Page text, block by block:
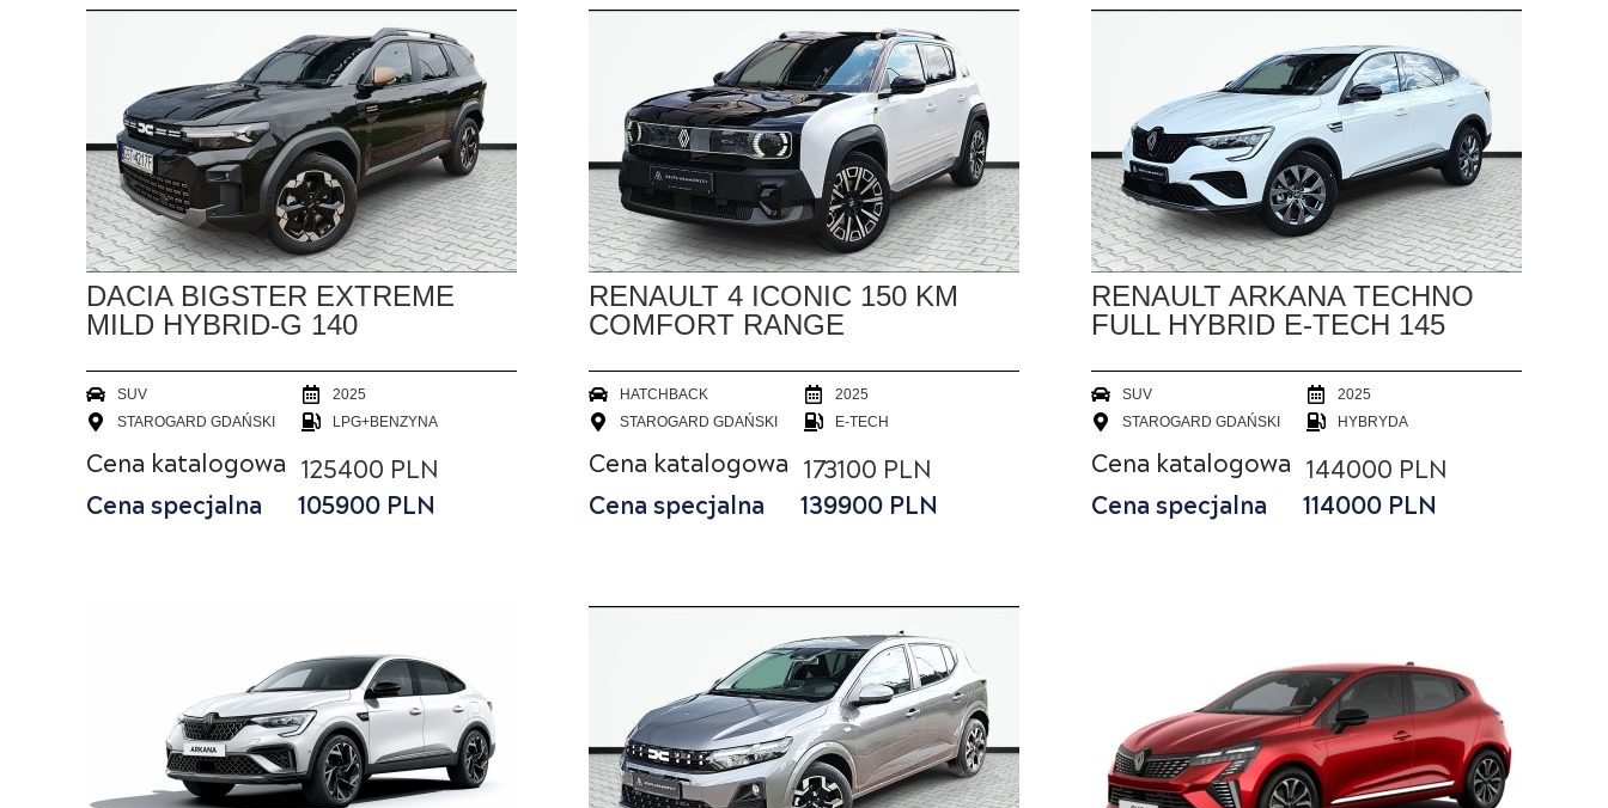
DACIA BIGSTER EXTREME
MILD HYBRID-G 140
SUV
2025
STAROGARD GDAŃSKI
LPG+BENZYNA
Cena katalogowa 125400 PLN
Cena specjalna 105900 PLN
RENAULT 4 ICONIC 150 KM
COMFORT RANGE
HATCHBACK
2025
STAROGARD GDAŃSKI
E-TECH
Cena katalogowa 173100 PLN
Cena specjalna 139900 PLN
RENAULT ARKANA TECHNO
FULL HYBRID E-TECH 145
SUV
2025
STAROGARD GDAŃSKI
HYBRYDA
Cena katalogowa 144000 PLN
Cena specjalna 114000 PLN